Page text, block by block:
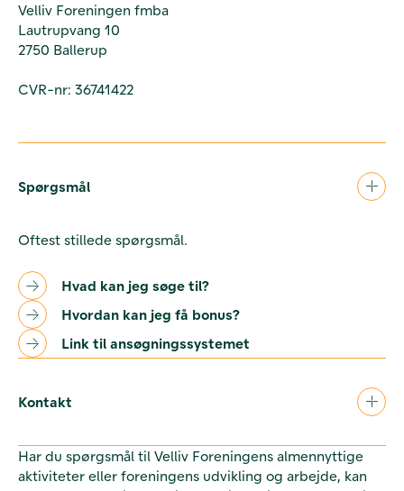
Velliv Foreningen fmba
Lautrupvang 10
2750 Ballerup
CVR-nr: 36741422
Spørgsmål
Oftest stillede spørgsmål.
Hvad kan jeg søge til?
Hvordan kan jeg få bonus?
Link til ansøgningssystemet
Kontakt
Har du spørgsmål til Velliv Foreningens almennyttige
aktiviteter eller foreningens udvikling og arbejde, kan